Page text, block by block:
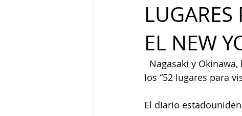
EL NEW
Nagasaki y
los “52 lugares para
El diario